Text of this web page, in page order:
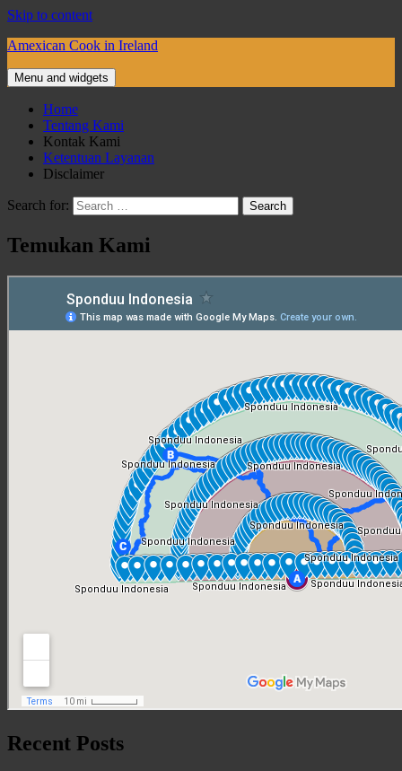
Skip to content
Amexican Cook in Ireland
Menu and widgets
Home
Tentang Kami
Kontak Kami
Ketentuan Layanan
Disclaimer
Search for:
Temukan Kami
Recent Posts